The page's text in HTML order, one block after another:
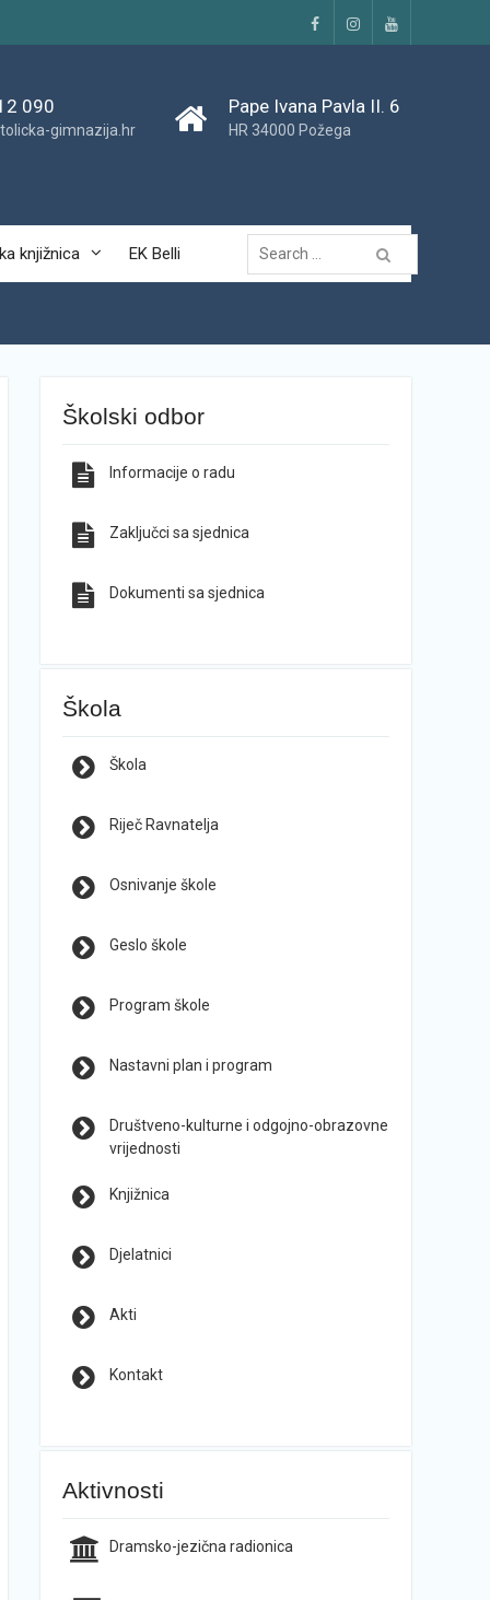
FacebookInstagramYouTube
090
gimnazija.hr
Pape Ivana Pavla II. 6
HR 34000 Požega
knjižnica EK Belli
Traži...
Školski odbor
Informacije o radu
Zaključci sa sjednica
Dokumenti sa sjednica
Škola
Škola
Riječ Ravnatelja
Osnivanje škole
Geslo škole
Program škole
Nastavni plan i program
Društveno-kulturne i odgojno-obrazovne
vrijednosti
Knjižnica
Djelatnici
Akti
Kontakt
Aktivnosti
Dramsko-jezična radionica